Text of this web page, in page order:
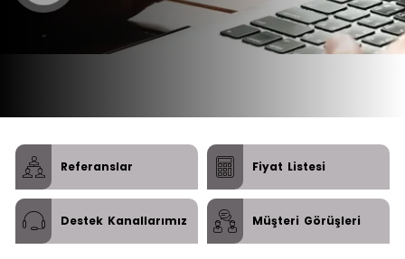
Referanslar Fiyat Listesi
Destek Kanallarımız Müşteri Görüşleri